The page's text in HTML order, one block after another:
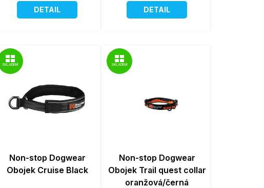
DETAIL DETAIL
SKLADEM
Non-stop Dogwear
Obojek Cruise Black
SKLADEM
Non-stop Dogwear
Obojek Trail quest collar
oranžová/černá